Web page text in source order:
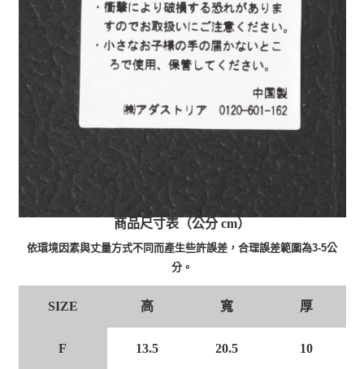
商品尺寸表（公分 cm）
依環境因素與丈量方式不同而產生些許誤差，合理誤差範圍為3-5公
分。
SIZE 高 寬 厚
F 13.5 20.5 10